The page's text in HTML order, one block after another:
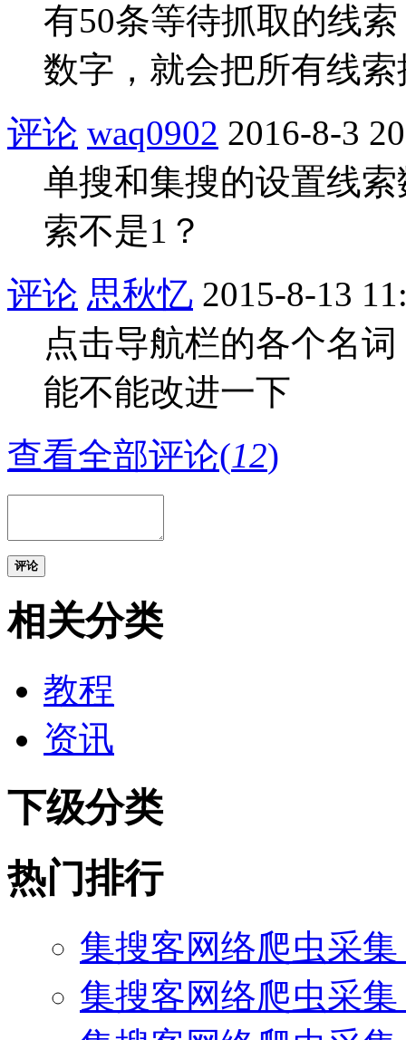
有50条等待抓取的线
数字，就会把所有线
评论 waq0902 2016-8-3
单搜和集搜的设置线
索不是1？
评论 思秋忆 2015-8-13
点击导航栏的各个名
能不能改进一下
查看全部评论(12)
评论
相关分类
教程
资讯
下级分类
热门排行
集搜客网络爬虫采
集搜客网络爬虫采